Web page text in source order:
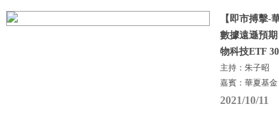
【即市搏擊-
數據遠遜預
物科技ETF
主持：朱子昭
嘉賓：華夏基
2021/10/11